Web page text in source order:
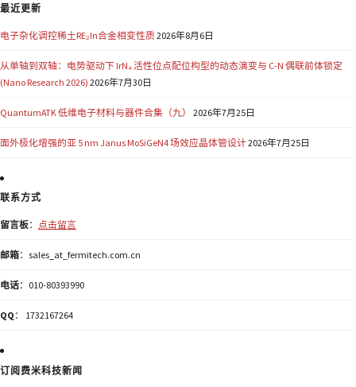
最近更新
电子杂化调控稀土RE₂In合金相变性质2026年8月6日
从单轴到双轴：电势驱动下 IrN₄ 活性位点配位构型的动态演变与 C-N 偶联前体锁定
(Nano Research 2026) 2026年7月30日
QuantumATK 低维电子材料与器件合集（九） 2026年7月25日
面外极化增强的亚 5 nm Janus MoSiGeN4 场效应晶体管设计2026年7月25日
联系方式
留言板： 点击留言
邮箱：sales_at_fermitech.com.cn
电话：010-80393990
QQ ： 1732167264
订阅费米科技新闻